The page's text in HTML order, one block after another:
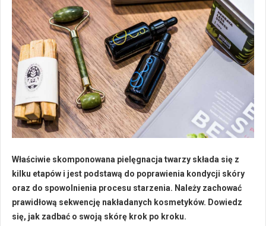
Właściwie skomponowana pielęgnacja twarzy składa się z
kilku etapów i jest podstawą do poprawienia kondycji skóry
oraz do spowolnienia procesu starzenia. Należy zachować
prawidłową sekwencję nakładanych kosmetyków. Dowiedz
się, jak zadbać o swoją skórę krok po kroku.